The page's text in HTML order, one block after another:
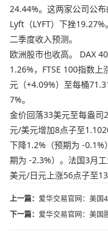
24.44%。这两家公司公
Lyft（LYFT）下挫
二季度收入预测。
欧洲股市也收高。 DAX
1.26%，FTSE 100指数
元（+4.09%）至每桶
7%。
金价回落33美元至每盎
元/美元增加8点子至
下降1.2%（预期为 -
期为 -2.3%）。法国3月
美元/日元上涨56点子至
上一篇： 爱华交易官网：美国
下一篇： 爱华交易官网：美国